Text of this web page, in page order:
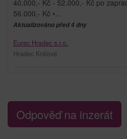
40.000,- Kč - 52.000,- Kč po
56.000,- Kč •...
Aktualizováno před 4 dny
Eurac Hradec s.r.o.
Hradec Králové
Odpověď na inzerát